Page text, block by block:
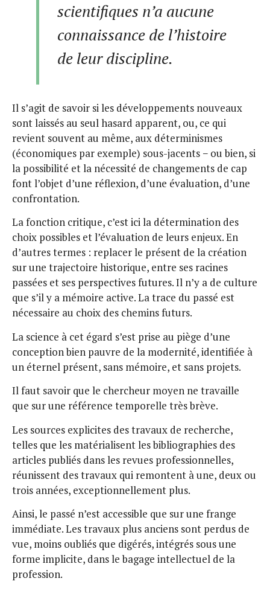
scientifiques n’a aucune
connaissance de l’histoire
de leur discipline.
Il s’agit de savoir si les développements nouveaux
sont laissés au seul hasard apparent, ou, ce qui
revient souvent au même, aux déterminismes
(économiques par exemple) sous-jacents − ou bien, si
la possibilité et la nécessité de changements de cap
font l’objet d’une réflexion, d’une évaluation, d’une
confrontation.
La fonction critique, c’est ici la détermination des
choix possibles et l’évaluation de leurs enjeux. En
d’autres termes : replacer le présent de la création
sur une trajectoire historique, entre ses racines
passées et ses perspectives futures. Il n’y a de culture
que s’il y a mémoire active. La trace du passé est
nécessaire au choix des chemins futurs.
La science à cet égard s’est prise au piège d’une
conception bien pauvre de la modernité, identifiée à
un éternel présent, sans mémoire, et sans projets.
Il faut savoir que le chercheur moyen ne travaille
que sur une référence temporelle très brève.
Les sources explicites des travaux de recherche,
telles que les matérialisent les bibliographies des
articles publiés dans les revues professionnelles,
réunissent des travaux qui remontent à une, deux ou
trois années, exceptionnellement plus.
Ainsi, le passé n’est accessible que sur une frange
immédiate. Les travaux plus anciens sont perdus de
vue, moins oubliés que digérés, intégrés sous une
forme implicite, dans le bagage intellectuel de la
profession.